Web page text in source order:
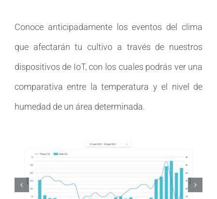
Conoce anticipadamente los eventos del clima
que afectarán tu cultivo a través de nuestros
dispositivos de IoT, con los cuales podrás ver una
comparativa entre la temperatura y el nivel de
humedad de un área determinada.